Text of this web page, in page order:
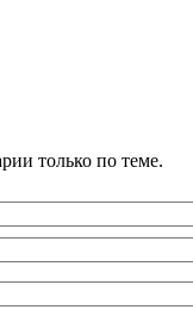
только по теме.